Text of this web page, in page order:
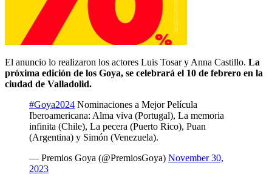
El anuncio lo realizaron los actores Luis Tosar y Anna Castillo. La
próxima edición de los Goya, se celebrará el 10 de febrero en la
ciudad de Valladolid.
#Goya2024 Nominaciones a Mejor Película
Iberoamericana: Alma viva (Portugal), La memoria
infinita (Chile), La pecera (Puerto Rico), Puan
(Argentina) y Simón (Venezuela).
— Premios Goya (@PremiosGoya) November 30,
2023